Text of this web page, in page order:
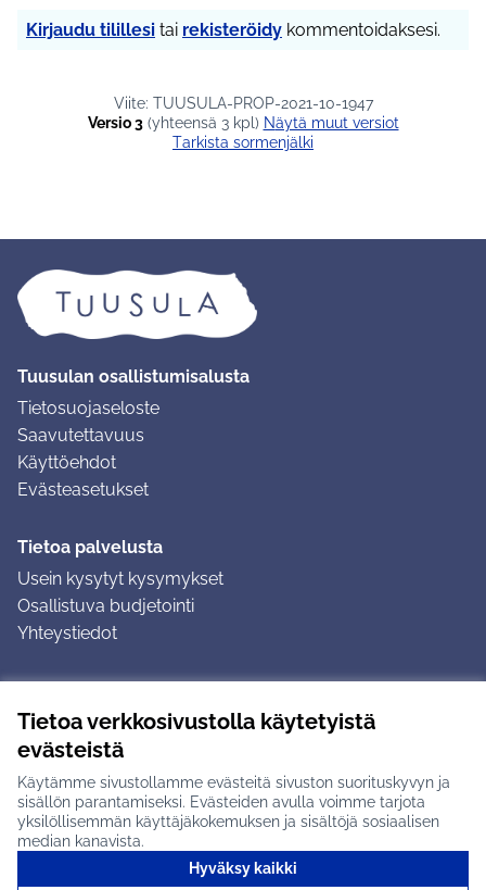
Tietoa verkkosivustolla käytetyistä
evästeistä
Käytämme sivustollamme evästeitä sivuston suorituskyvyn ja
sisällön parantamiseksi. Evästeiden avulla voimme tarjota
yksilöllisemmän käyttäjäkokemuksen ja sisältöjä sosiaalisen
median kanavista.
Hyväksy kaikki
Kirjaudu tilillesi tai rekisteröidy kommentoidaksesi.
Viite: TUUSULA-PROP-2021-10-1947
Versio 3(yhteensä 3 kpl)
näytä muut versiot
Tarkista sormenjälki
Tuusulan osallistumisalusta
Tietosuojaseloste
Saavutettavuus
Käyttöehdot
Evästeasetukset
Tietoa palvelusta
Usein kysytyt kysymykset
Osallistuva budjetointi
Yhteystiedot
Ohjeet kirjautumiseen
Ohjeet kommentin jättämiseen
Tuusulan osallistumisalusta X-palvelussa